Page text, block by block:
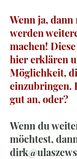
Wenn ja,
werden
machen!
hier erklären
Möglichkeit,
einzubringen.
gut an, oder?
Wenn du
möchtest,